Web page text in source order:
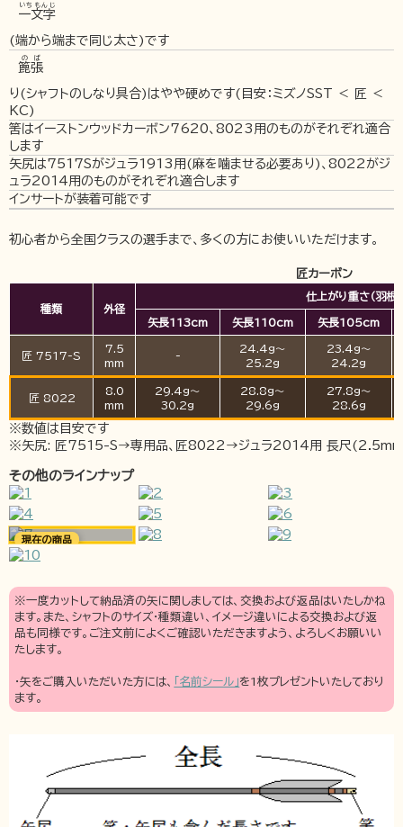
一文字
いちもんじ
(端から端まで同じ太さ)です
篦張
のば
り(シャフトのしなり具合)はやや硬めです(目安：ミズノSST ＜ 匠 ＜
KC)
筈はイーストンウッドカーボン7620、8023用のものがそれぞれ適合
します
矢尻は7517Sがジュラ1913用(麻を噛ませる必要あり)、8022がジ
ュラ2014用のものがそれぞれ適合します
インサートが装着可能です
初心者から全国クラスの選手まで、多くの方にお使いいただけます。
匠カーボン
種類 外径
仕上がり重さ（羽根
矢長113cm 矢長110cm 矢長105cm
匠 7517-S
7.5
mm
-
24.4g～
25.2g
23.4g～
24.2g
匠 8022
8.0
mm
29.4g～
30.2g
28.8g～
29.6g
27.8g～
28.6g
※数値は目安です
※矢尻: 匠7515-S→専用品、匠8022→ジュラ2014用 長尺
その他のラインナップ
※一度カットして納品済の矢に関しましては、交換および返品はいたしかね
ます。また、シャフトのサイズ・種類違い、イメージ違いによる交換および返
品も同様です。ご注文前によくご確認いただきますよう、よろしくお願いい
たします。
・矢をご購入いただいた方には、 「名前シール」を1枚プレゼントいたしており
ます。